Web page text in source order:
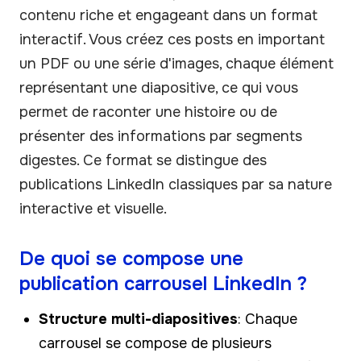
contenu riche et engageant dans un format
interactif. Vous créez ces posts en important
un PDF ou une série d'images, chaque élément
représentant une diapositive, ce qui vous
permet de raconter une histoire ou de
présenter des informations par segments
digestes. Ce format se distingue des
publications LinkedIn classiques par sa nature
interactive et visuelle.
De quoi se compose une
publication carrousel LinkedIn ?
Structure multi-diapositives: Chaque
carrousel se compose de plusieurs